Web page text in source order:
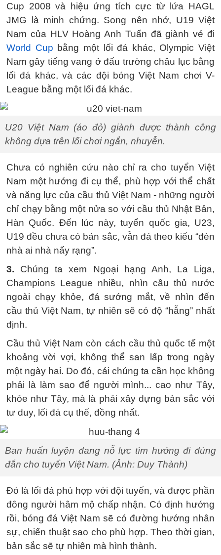
Cup 2008 và hiệu ứng tích cực từ lứa HAGL
JMG là minh chứng. Song nên nhớ, U19 Việt
Nam của HLV Hoàng Anh Tuấn đã giành vé đi
World Cup bằng một lối đá khác, Olympic Việt
Nam gây tiếng vang ở đấu trường châu lục bằng
lối đá khác, và các đội bóng Việt Nam chơi V-
League bằng một lối đá khác.
U20 Việt Nam (áo đỏ) giành được thành công
không dựa trên lối chơi ngắn, nhuyễn.
Chưa có nghiên cứu nào chỉ ra cho tuyển Việt
Nam một hướng đi cụ thể, phù hợp với thể chất
và năng lực của cầu thủ Việt Nam - những người
chỉ chạy bằng một nửa so với cầu thủ Nhật Bản,
Hàn Quốc. Đến lúc này, tuyển quốc gia, U23,
U19 đều chưa có bản sắc, vẫn đá theo kiểu “đèn
nhà ai nhà nấy rạng”.
3. Chúng ta xem Ngoại hạng Anh, La Liga,
Champions League nhiều, nhìn cầu thủ nước
ngoài chạy khỏe, đá sướng mắt, về nhìn đến
cầu thủ Việt Nam, tự nhiên sẽ có độ “hẫng” nhất
định.
Cầu thủ Việt Nam còn cách cầu thủ quốc tế một
khoảng vời vợi, không thể san lấp trong ngày
một ngày hai. Do đó, cái chúng ta cần học không
phải là làm sao để người mình... cao như Tây,
khỏe như Tây, mà là phải xây dựng bản sắc với
tư duy, lối đá cụ thể, đồng nhất.
Ban huấn luyện đang nỗ lực tìm hướng đi đúng
đắn cho tuyển Việt Nam. (Ảnh: Duy Thành)
Đó là lối đá phù hợp với đội tuyển, và được phần
đông người hâm mộ chấp nhận. Có định hướng
rồi, bóng đá Việt Nam sẽ có đường hướng nhân
sự, chiến thuật sao cho phù hợp. Theo thời gian,
bản sắc sẽ tự nhiên mà hình thành.